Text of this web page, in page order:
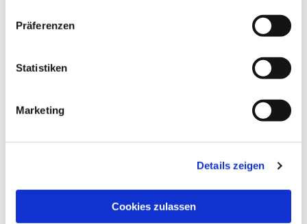
Präferenzen
Statistiken
Marketing
Details zeigen
Cookies zulassen